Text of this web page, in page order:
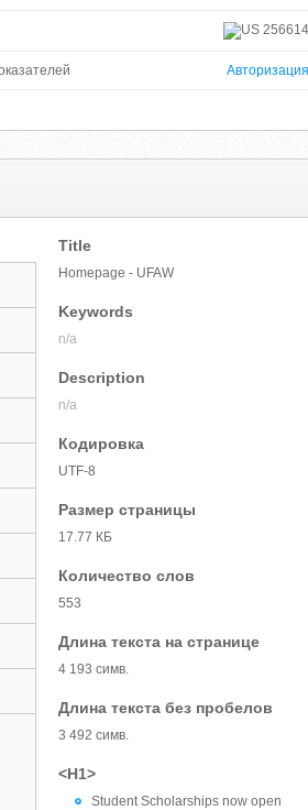
256614
Авторизация
Title
Homepage - UFAW
Keywords
n/a
Description
n/a
Кодировка
UTF-8
Размер страницы
17.77 КБ
Количество слов
553
Длина текста на странице
4 193 симв.
Длина текста без пробелов
3 492 симв.
<H1>
Student Scholarships now open